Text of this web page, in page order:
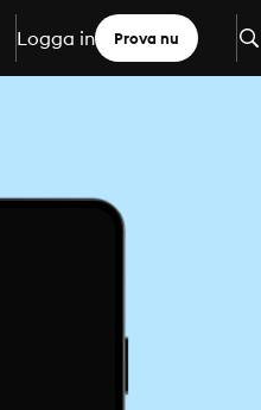
Logga in Prova nu